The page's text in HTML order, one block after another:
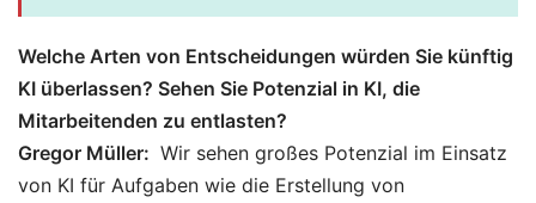
Welche Arten von Entscheidungen würden Sie künftig
KI überlassen? Sehen Sie Potenzial in KI, die
Mitarbeitenden zu entlasten?
Gregor Müller: Wir sehen großes Potenzial im Einsatz
von KI für Aufgaben wie die Erstellung von